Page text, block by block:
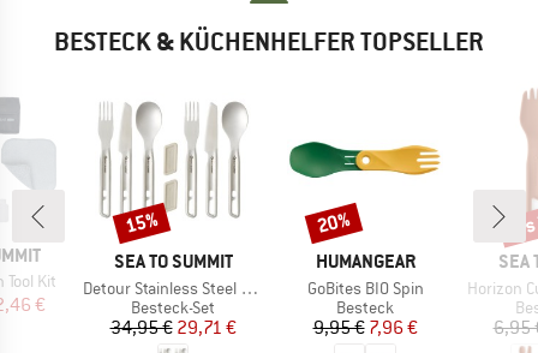
BESTECK & KÜCHENHELFER TOPSELLER
Kit
Preis
€
MARKE
SEA TO SUMMIT
Artikel
Detour Stainless Steel Cutlery Set
Produktgruppe
Besteck-Set
Preis
34,95 €reduzierter Preis
29,71 €
Rabatt
15%
MARKE
HUMANGEAR
Artikel
GoBites BIO Spin
Produktgruppe
Besteck
Preis
9,95 €reduzierter Preis
7,96 €
Rabatt
20%
SEA
Artikel
Horizon
6,95